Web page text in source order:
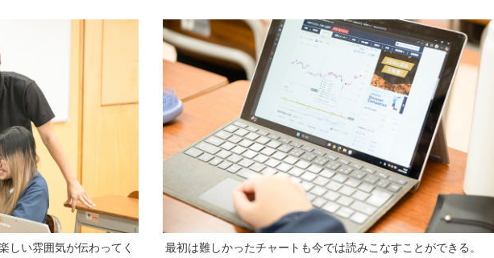
しい雰囲気が伝わってく
最初は難しかったチャートも今では読みこなすことができる。